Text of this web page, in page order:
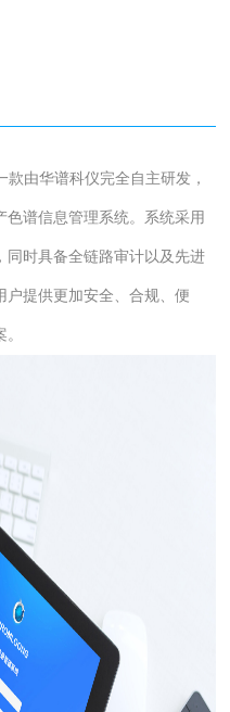
款由华谱科仪完全自主研发，
谱信息管理系统。系统采用
同时具备全链路审计以及先进
户提供更加安全、合规、便